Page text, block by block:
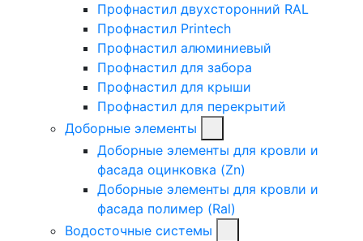
Профнастил двухсторонний RAL
Профнастил Printech
Профнастил алюминиевый
Профнастил для забора
Профнастил для крыши
Профнастил для перекрытий
Доборные элементы
Доборные элементы для кровли и
фасада оцинковка (Zn)
Доборные элементы для кровли и
фасада полимер (Ral)
Водосточные системы